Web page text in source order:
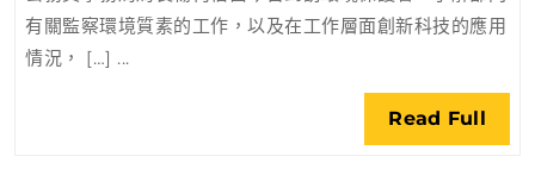
訪
有關監察環境質素的工作，以及在工作層面創新科技的應用
情況， […] ...
Read Full
Full